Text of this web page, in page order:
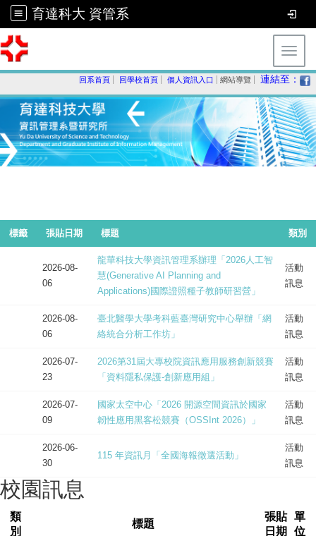
育達科大 資管系
回系首頁 回學校首頁 個人資訊入口 網站導覽 連結至：
標籤 張貼日期 標題 類別
2026-08-
06
龍華科技大學資訊管理系辦理「2026人工智
慧(Generative AI Planning and
Applications)國際證照種子教師研習營」
活動
訊息
2026-08-
06
臺北醫學大學考科藍臺灣研究中心舉辦「網
絡統合分析工作坊」
活動
訊息
2026-07-
23
2026第31屆大專校院資訊應用服務創新競賽
「資料隱私保護-創新應用組」
活動
訊息
2026-07-
09
國家太空中心「2026 開源空間資訊於國家
韌性應用黑客松競賽（OSSInt 2026）」
活動
訊息
2026-06-
30
115 年資訊月「全國海報徵選活動」
活動
訊息
校園訊息